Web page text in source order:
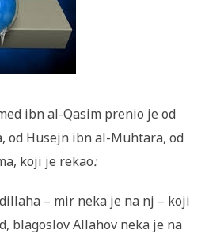
ibn al-Qasim prenio je od
od Husejn ibn al-Muhtara, od
koji je rekao:
– mir neka je na nj – koji
blagoslov Allahov neka je na